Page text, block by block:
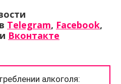
Telegram, Facebook,
Вконтакте